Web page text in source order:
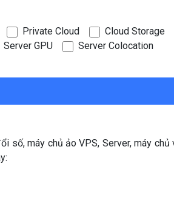
Private Cloud
Cloud Storage
Server GPU
Server Colocation
số, máy chủ ảo VPS, Server, máy chủ